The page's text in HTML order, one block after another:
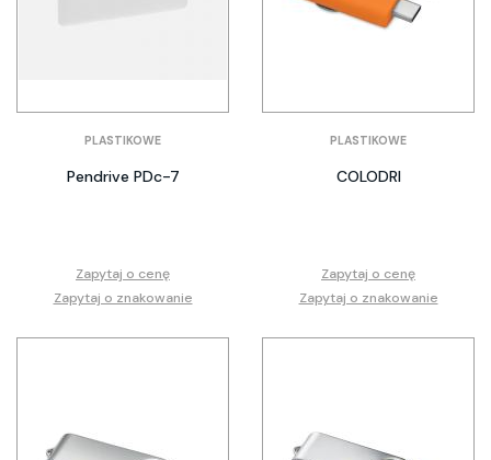
PLASTIKOWE
Pendrive PDc-7
Zapytaj o cenę
Zapytaj o znakowanie
PLASTIKOWE
COLODRI
Zapytaj o cenę
Zapytaj o znakowanie